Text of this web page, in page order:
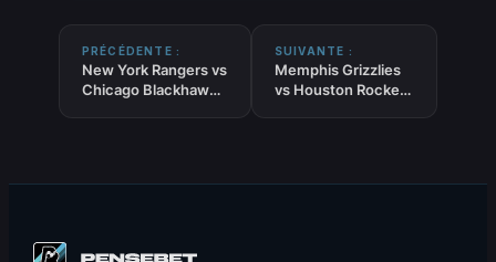
PRÉCÉDENTE :
New York Rangers vs
Chicago Blackhawks
SUIVANTE :
Memphis Grizzlies
vs Houston Rockets